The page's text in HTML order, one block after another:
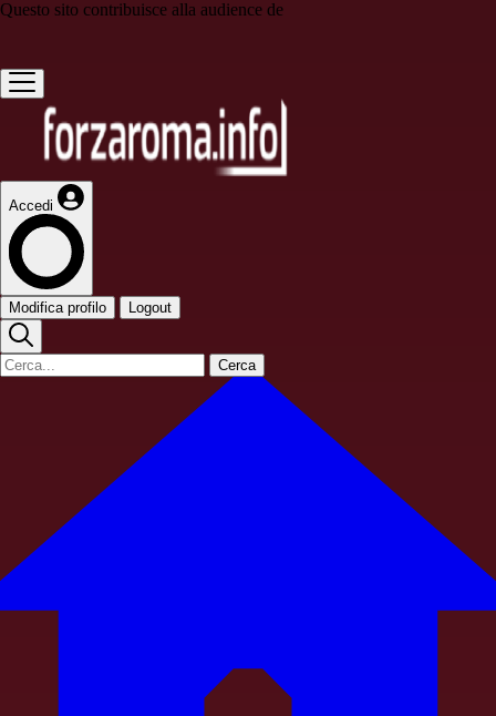
Questo sito contribuisce alla audience de
Accedi
Modifica profilo Logout
Cerca